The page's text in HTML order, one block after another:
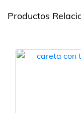
Productos